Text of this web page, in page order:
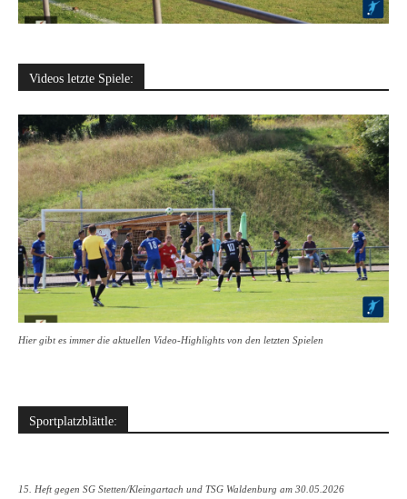
Videos letzte Spiele:
Hier gibt es immer die aktuellen Video-Highlights von den letzten Spielen
Sportplatzblättle:
15. Heft gegen SG Stetten/Kleingartach und TSG Waldenburg am 30.05.2026